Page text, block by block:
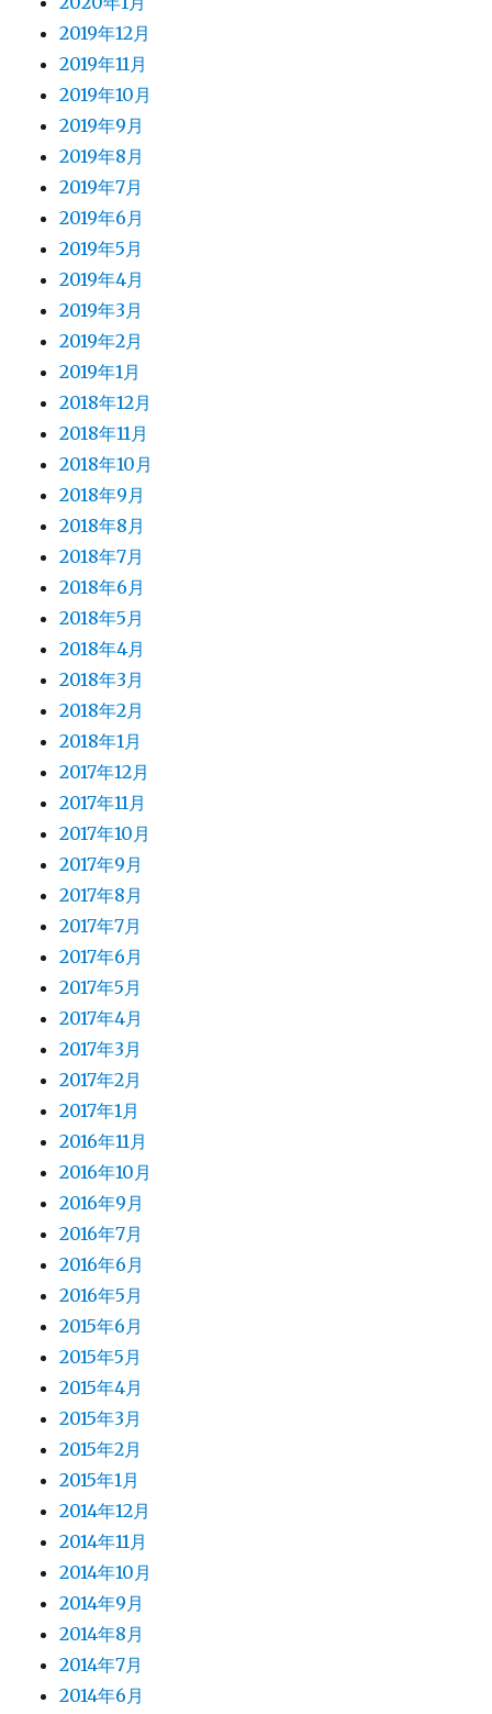
2019年12月
2019年11月
2019年10月
2019年9月
2019年8月
2019年7月
2019年6月
2019年5月
2019年4月
2019年3月
2019年2月
2019年1月
2018年12月
2018年11月
2018年10月
2018年9月
2018年8月
2018年7月
2018年6月
2018年5月
2018年4月
2018年3月
2018年2月
2018年1月
2017年12月
2017年11月
2017年10月
2017年9月
2017年8月
2017年7月
2017年6月
2017年5月
2017年4月
2017年3月
2017年2月
2017年1月
2016年11月
2016年10月
2016年9月
2016年7月
2016年6月
2016年5月
2015年6月
2015年5月
2015年4月
2015年3月
2015年2月
2015年1月
2014年12月
2014年11月
2014年10月
2014年9月
2014年8月
2014年7月
2014年6月